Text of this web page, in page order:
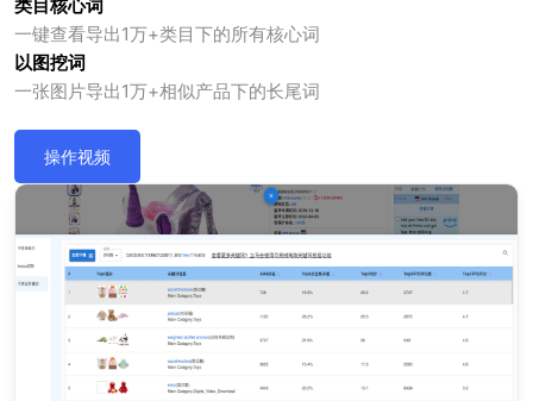
类目核心词
一键查看导出1万+类目下的所有核心词
以图挖词
一张图片导出1万+相似产品下的长尾词
操作视频